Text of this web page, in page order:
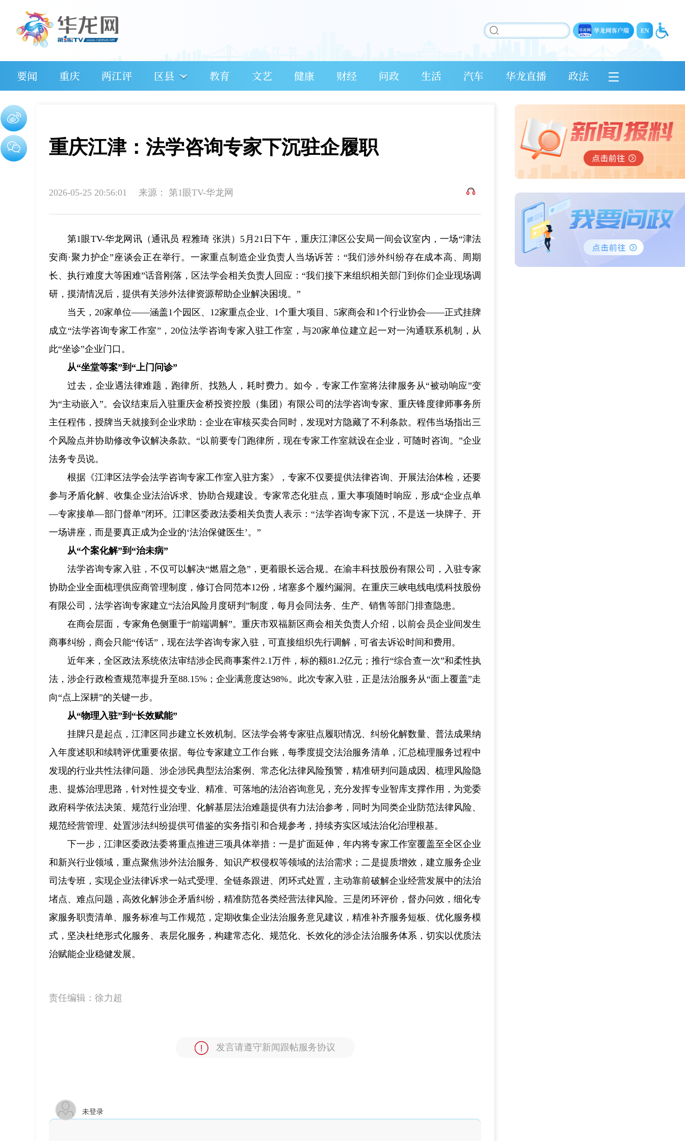
要闻 重庆 两江评 区县 教育 文艺 健康 财经 问政 生活 汽车 华龙直播 政法
重庆江津：法学咨询专家下沉驻企履职
2026-05-25 20:56:01 来源： 第1眼TV-华龙网
第1眼TV-华龙网讯（通讯员 程雅琦 张洪）5月21日下午，重庆江津区公安局一间会议室内，一场“津法
安商·聚力护企”座谈会正在举行。一家重点制造企业负责人当场诉苦：“我们涉外纠纷存在成本高、周期
长、执行难度大等困难”话音刚落，区法学会相关负责人回应：“我们接下来组织相关部门到你们企业现场调
研，摸清情况后，提供有关涉外法律资源帮助企业解决困境。”
当天，20家单位——涵盖1个园区、12家重点企业、1个重大项目、5家商会和1个行业协会——正式挂牌
成立“法学咨询专家工作室”，20位法学咨询专家入驻工作室，与20家单位建立起一对一沟通联系机制，从
此“坐诊”企业门口。
从“坐堂等案”到“上门问诊”
过去，企业遇法律难题，跑律所、找熟人，耗时费力。如今，专家工作室将法律服务从“被动响应”变
为“主动嵌入”。会议结束后入驻重庆金桥投资控股（集团）有限公司的法学咨询专家、重庆锋度律师事务所
主任程伟，授牌当天就接到企业求助：企业在审核买卖合同时，发现对方隐藏了不利条款。程伟当场指出三
个风险点并协助修改争议解决条款。“以前要专门跑律所，现在专家工作室就设在企业，可随时咨询。”企业
法务专员说。
根据《江津区法学会法学咨询专家工作室入驻方案》，专家不仅要提供法律咨询、开展法治体检，还要
参与矛盾化解、收集企业法治诉求、协助合规建设。专家常态化驻点，重大事项随时响应，形成“企业点单
—专家接单—部门督单”闭环。江津区委政法委相关负责人表示：“法学咨询专家下沉，不是送一块牌子、开
一场讲座，而是要真正成为企业的‘法治保健医生’。”
从“个案化解”到“治未病”
法学咨询专家入驻，不仅可以解决“燃眉之急”，更着眼长远合规。在渝丰科技股份有限公司，入驻专家
协助企业全面梳理供应商管理制度，修订合同范本12份，堵塞多个履约漏洞。在重庆三峡电线电缆科技股份
有限公司，法学咨询专家建立“法治风险月度研判”制度，每月会同法务、生产、销售等部门排查隐患。
在商会层面，专家角色侧重于“前端调解”。重庆市双福新区商会相关负责人介绍，以前会员企业间发生
商事纠纷，商会只能“传话”，现在法学咨询专家入驻，可直接组织先行调解，可省去诉讼时间和费用。
近年来，全区政法系统依法审结涉企民商事案件2.1万件，标的额81.2亿元；推行“综合查一次”和柔性执
法，涉企行政检查规范率提升至88.15%；企业满意度达98%。此次专家入驻，正是法治服务从“面上覆盖”走
向“点上深耕”的关键一步。
从“物理入驻”到“长效赋能”
挂牌只是起点，江津区同步建立长效机制。区法学会将专家驻点履职情况、纠纷化解数量、普法成果纳
入年度述职和续聘评优重要依据。每位专家建立工作台账，每季度提交法治服务清单，汇总梳理服务过程中
发现的行业共性法律问题、涉企涉民典型法治案例、常态化法律风险预警，精准研判问题成因、梳理风险隐
患、提炼治理思路，针对性提交专业、精准、可落地的法治咨询意见，充分发挥专业智库支撑作用，为党委
政府科学依法决策、规范行业治理、化解基层法治难题提供有力法治参考，同时为同类企业防范法律风险、
规范经营管理、处置涉法纠纷提供可借鉴的实务指引和合规参考，持续夯实区域法治化治理根基。
下一步，江津区委政法委将重点推进三项具体举措：一是扩面延伸，年内将专家工作室覆盖至全区企业
和新兴行业领域，重点聚焦涉外法治服务、知识产权侵权等领域的法治需求；二是提质增效，建立服务企业
司法专班，实现企业法律诉求一站式受理、全链条跟进、闭环式处置，主动靠前破解企业经营发展中的法治
堵点、难点问题，高效化解涉企矛盾纠纷，精准防范各类经营法律风险。三是闭环评价，督办问效，细化专
家服务职责清单、服务标准与工作规范，定期收集企业法治服务意见建议，精准补齐服务短板、优化服务模
式，坚决杜绝形式化服务、表层化服务，构建常态化、规范化、长效化的涉企法治服务体系，切实以优质法
治赋能企业稳健发展。
责任编辑： 徐力超
发言请遵守新闻跟帖服务协议
未登录